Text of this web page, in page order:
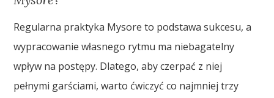
Regularna praktyka Mysore to podstawa sukcesu, a
wypracowanie własnego rytmu ma niebagatelny
wpływ na postępy. Dlatego, aby czerpać z niej
pełnymi garściami, warto ćwiczyć co najmniej trzy